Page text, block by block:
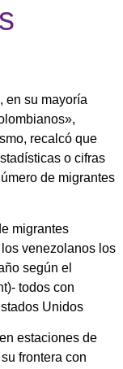
en su mayoría
recalcó que
o cifras
de migrantes
migrantes
venezolanos los
según el
todos con
Unidos
estaciones de
frontera con